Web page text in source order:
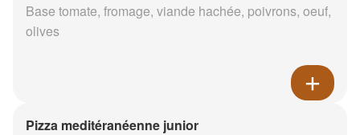
Base tomate, fromage, viande hachée, poivrons, oeuf,
olives
Pizza meditéranéenne junior